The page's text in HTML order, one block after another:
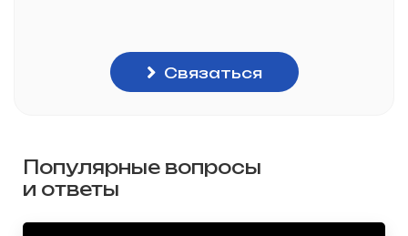
Связаться
Популярные вопросы
и ответы